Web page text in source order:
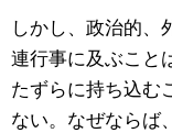
しかし、政治的、
連行事に及ぶこと
たずらに持ち込む
ない。なぜならば